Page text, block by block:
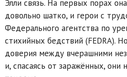
Элли связь. На первых порах
довольно шатко, и герои с
Федерального агентства по
стихийных бедствий (FEDRA).
доверия между вчерашними
и, спасаясь от заражённых, они